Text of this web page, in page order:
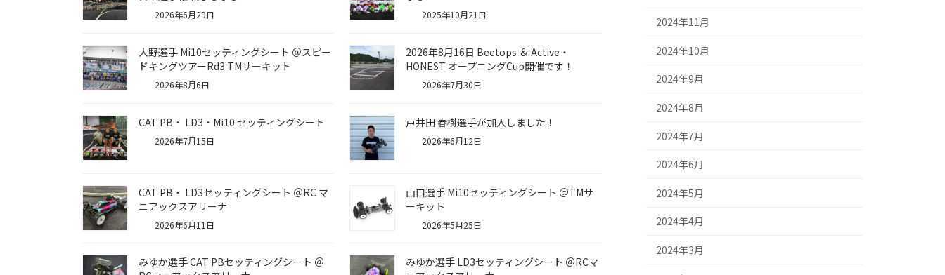
2026年6月29日 2025年10月21日
大野選手 Mi10セッティングシート ＠スピー
ドキングツアーRd3 TMサーキット
2026年8月6日
2026年8月16日 Beetops ＆ Active・
HONEST オープニングCup開催です！
2026年7月30日
CAT PB・ LD3・Mi10 セッティングシート
2026年7月15日
戸井田 春樹選手が加入しました！
2026年6月12日
CAT PB・ LD3セッティングシート ＠RC マ
ニアックスアリーナ
2026年6月11日
山口選手 Mi10セッティングシート ＠TMサ
ーキット
2026年5月25日
みゆか選手 CAT PBセッティングシート ＠
みゆか選手 LD3セッティングシート ＠RCマ
2024年11月
2024年10月
2024年9月
2024年8月
2024年7月
2024年6月
2024年5月
2024年4月
2024年3月